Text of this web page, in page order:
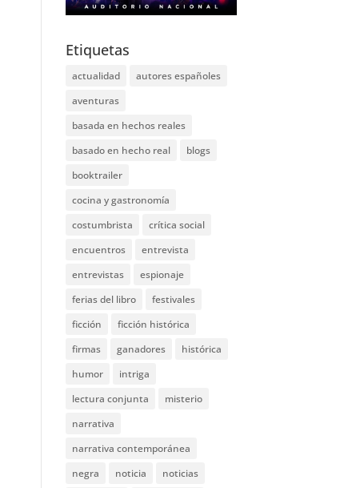
Etiquetas
actualidad
autores españoles
aventuras
basada en hechos reales
basado en hecho real
blogs
booktrailer
cocina y gastronomía
costumbrista
crítica social
encuentros
entrevista
entrevistas
espionaje
ferias del libro
festivales
ficción
ficción histórica
firmas
ganadores
histórica
humor
intriga
lectura conjunta
misterio
narrativa
narrativa contemporánea
negra
noticia noticias